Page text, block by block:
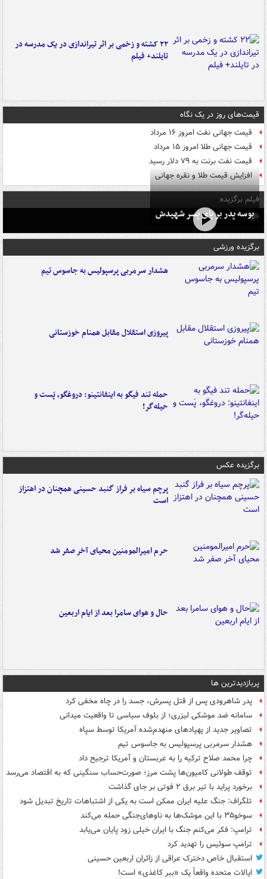
۲۲ کشته و زخمی بر اثر تیراندازی در یک مدرسه در
تایلند+ فیلم
قیمت‌های روز در یک نگاه
قیمت جهانی نفت امروز ۱۶ مرداد
قیمت جهانی طلا امروز ۱۵ مرداد
قیمت نفت برنت به ۷۹ دلار رسید
افزایش قیمت طلا و نقره جهانی
فیلم برگزیده
بوسه‌ پدر بر پای پسر شهیدش
برگزیده ورزشی
هشدار سرمربی پرسپولیس به جاسوس تیم
پیروزی استقلال مقابل همنام خوزستانی
حمله تند فیگو به اینفانتینو: دروغگو، پَست‌ و
حیله‌گر!
برگزیده عکس
پرچم سیاه بر فراز گنبد حسینی همچنان در اهتزاز
است
حرم امیرالمومنین محیای آخر صفر شد
حال و هوای سامرا بعد از ایام اربعین
پربازدیدترین ها
پدر شاهرودی پس از قتل پسرش، جسد را در چاه مخفی کرد
سامانه ضد موشکی لیزری؛ از بلوف سیاسی تا واقعیت میدانی
تصاویر جدید از پهپادهای منهدم‌شده آمریکا توسط سپاه
هشدار سرمربی پرسپولیس به جاسوس تیم
چرا محمد صلاح ترکیه را به عربستان و آمریکا ترجیح داد
توقف طولانی کامیون‌ها پشت مرز؛ صورت‌حساب سنگینی که به اقتصاد می‌رسد
برخورد پراید با تیر برق ۲ فوتی بر جای گذاشت
تلگراف: جنگ علیه ایران ممکن است به یکی از اشتباهات تاریخ تبدیل شود
سوخو۳۵ با این موشک‌ها به ناوهای‌جنگی حمله می‌کند
ترامپ: فکر می‌کنم جنگ با ایران خیلی زود پایان می‌یابد
ترامپ سوئیس را تهدید کرد
استقبال خاص دخترک عراقی از زائران اربعین حسینی
ایالات متحده واقعاً یک «ببر کاغذی» است!